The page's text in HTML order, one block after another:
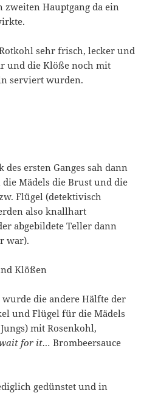
zweiten Hauptgang da ein
sehr frisch, lecker und
und die Klöße noch mit
serviert wurden.
des ersten Ganges sah dann
die Mädels die Brust und die
Flügel (detektivisch
also knallhart
abgebildete Teller dann
war).
die andere Hälfte der
und Flügel für die Mädels
mit Rosenkohl,
for it…Brombeersauce
gedünstet und in